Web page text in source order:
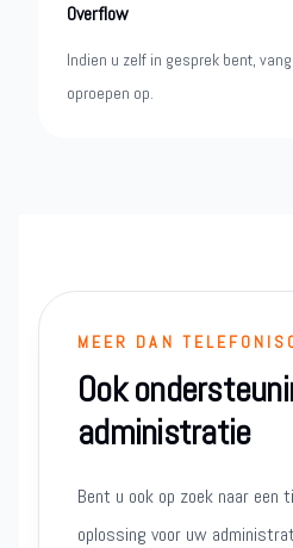
Overflow
Indien u zelf in gesprek bent,
oproepen op.
MEER DAN
Ook
administratie
Bent u ook op zoek naar een
oplossing voor uw